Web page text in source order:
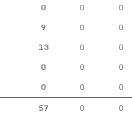
0 0
0
9 0
0
13 0
0
0 0
0
0 0
0
57 0 0